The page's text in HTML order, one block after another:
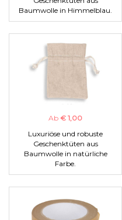
Baumwolle in Himmelblau.
Ab € 1,00
Luxuriöse und robuste
Geschenktüten aus
Baumwolle in natürliche
Farbe.